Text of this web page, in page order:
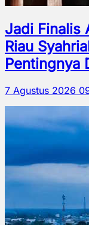
Jadi Finalis
Riau
Pentingnya
7 Agustus 2026